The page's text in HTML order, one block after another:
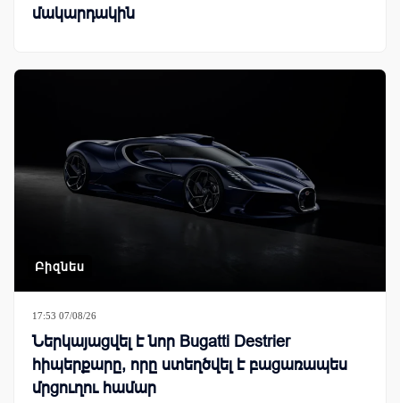
մակարդակին
Բիզնես
17:53 07/08/26
Ներկայացվել է նոր Bugatti Destrier
հիպերքարը, որը ստեղծվել է բացառապես
մրցուղու համար